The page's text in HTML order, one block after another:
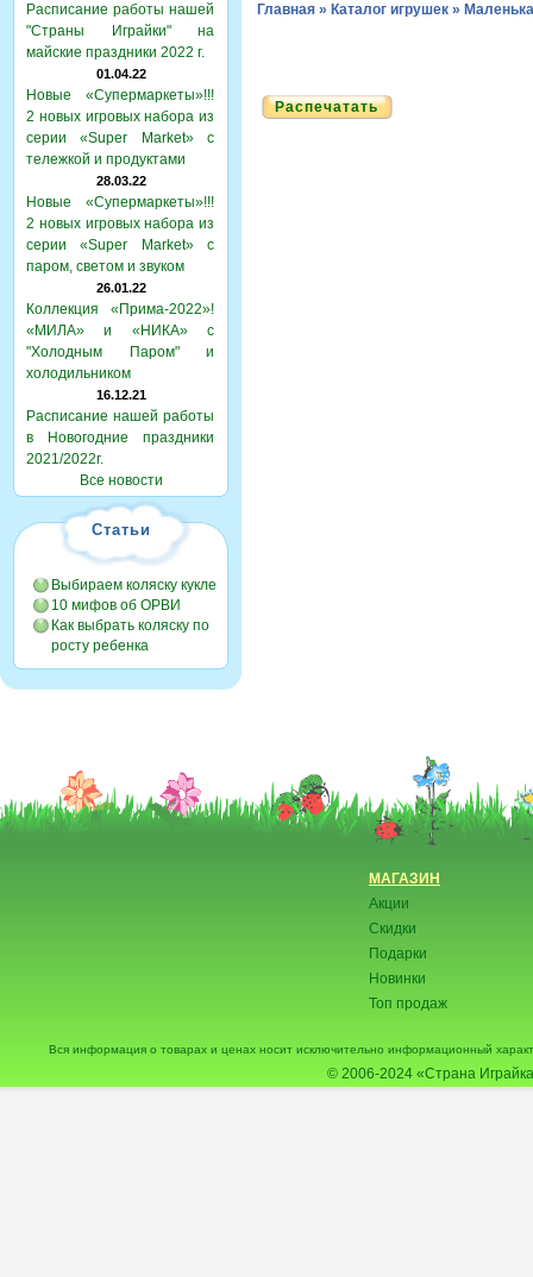
Расписание работы нашей
"Страны Играйки" на
майские праздники 2022 г.
01.04.22
Новые «Супермаркеты»!!!
2 новых игровых набора из
серии «Super Market» с
тележкой и продуктами
28.03.22
Новые «Супермаркеты»!!!
2 новых игровых набора из
серии «Super Market» с
паром, светом и звуком
26.01.22
Коллекция «Прима-2022»!
«МИЛА» и «НИКА» с
"Холодным Паром" и
холодильником
16.12.21
Расписание нашей работы
в Новогодние праздники
2021/2022г.
Все новости
Статьи
Выбираем коляску кукле
10 мифов об ОРВИ
Как выбрать коляску по
росту ребенка
Главная » Каталог игрушек »
Распечатать
МАГАЗИН
Акции
Скидки
Подарки
Новинки
Топ продаж
Вся информация о товарах и ценах носит исключительно информационный
© 2006-2024 «Страна